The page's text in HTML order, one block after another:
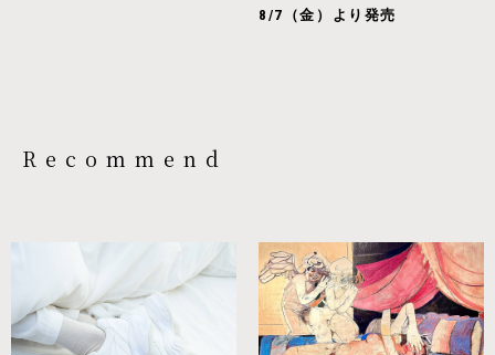
8/7（金）より発売
Recommend